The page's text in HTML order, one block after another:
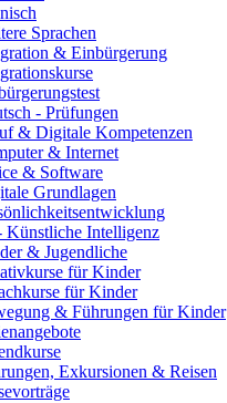
Sprachen
& Einbürgerung
- Prüfungen
& Digitale Kompetenzen
& Internet
& Software
Grundlagen
Künstliche Intelligenz
& Jugendliche
für Kinder
für Kinder
& Führungen für Kinder
Exkursionen & Reisen